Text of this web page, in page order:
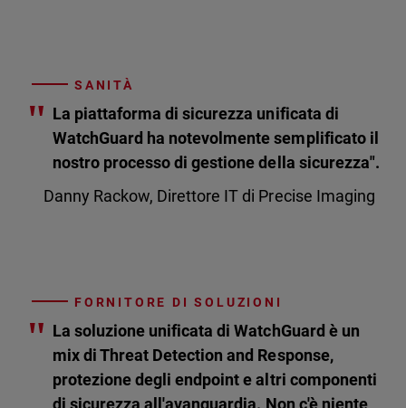
SANITÀ
" La piattaforma di sicurezza unificata di
WatchGuard ha notevolmente semplificato il
nostro processo di gestione della sicurezza".
Danny Rackow, Direttore IT di Precise Imaging
FORNITORE DI SOLUZIONI
" La soluzione unificata di WatchGuard è un
mix di Threat Detection and Response,
protezione degli endpoint e altri componenti
di sicurezza all'avanguardia. Non c'è niente